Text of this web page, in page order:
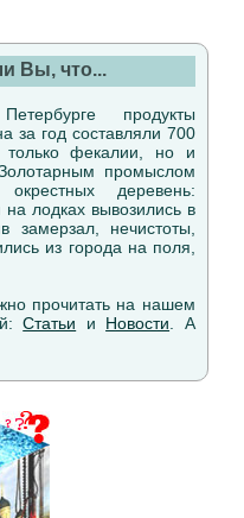
Вы, что...
продукты
за год составляли 700
фекалии, но и
промыслом
деревень:
лодках вывозились в
замерзал, нечистоты,
из города на поля,
прочитать на нашем
Статьи и Новости . А